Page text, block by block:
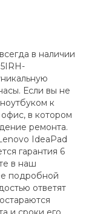
в наличии
Если вы не
к
в котором
ремонта.
IdeaPad
гарантия 6
в наш
подробной
ответят